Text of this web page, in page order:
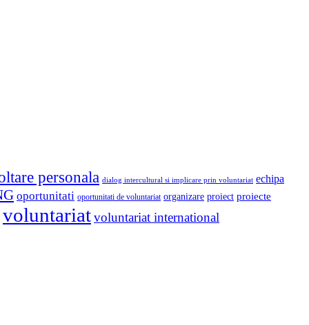
personala dialog intercultural si implicare prin voluntariat echipa
oportunitati oportunitati de voluntariat organizare proiect proiecte
voluntariatvoluntariat international